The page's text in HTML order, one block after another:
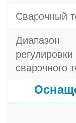
Сварочный
Диапазон
регулировки
сварочного